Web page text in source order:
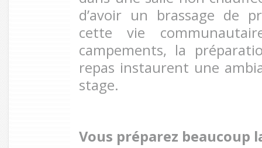
d’avoir un brassage de
cette vie
campements, la
repas instaurent une
stage.
Vous préparez beaucoup